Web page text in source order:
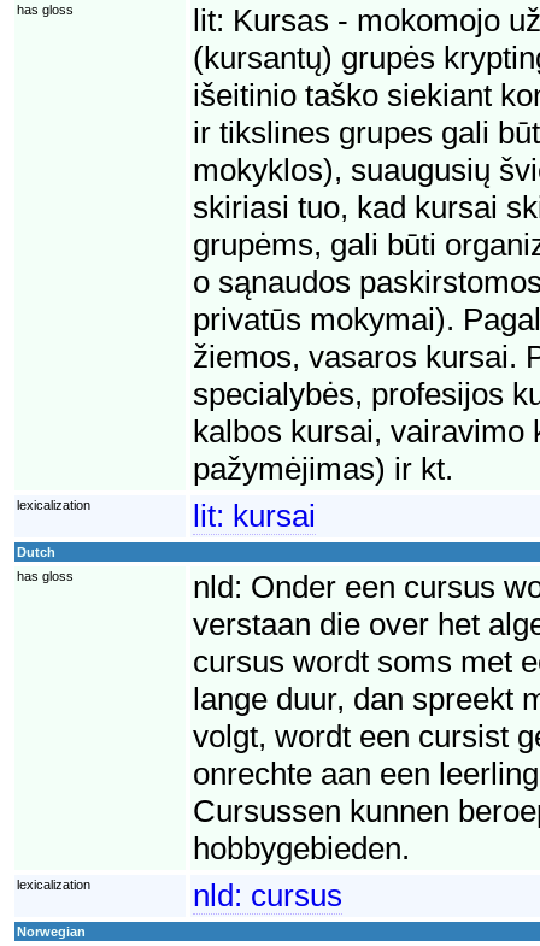
has gloss
lit: Kursas - mokomojo
(kursantų) grupės
išeitinio taško siekiant
ir tikslines grupes gali
mokyklos), suaugusių
skiriasi tuo, kad kursai
grupėms, gali būti
o sąnaudos
privatūs mokymai).
žiemos, vasaros kursai.
specialybės, profesijos
kalbos kursai, vairavimo
pažymėjimas) ir kt.
lexicalization lit: kursai
Dutch
has gloss
nld: Onder een cursus
verstaan die over het
cursus wordt soms met
lange duur, dan spreekt
volgt, wordt een cursist
onrechte aan een
Cursussen kunnen
hobbygebieden.
lexicalization nld: cursus
Norwegian